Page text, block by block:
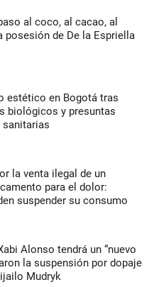
al coco, al cacao, al
posesión de De la Espriella
estético en Bogotá tras
biológicos y presuntas
sanitarias
la venta ilegal de un
para el dolor:
suspender su consumo
Alonso tendrá un “nuevo
la suspensión por dopaje
Mudryk